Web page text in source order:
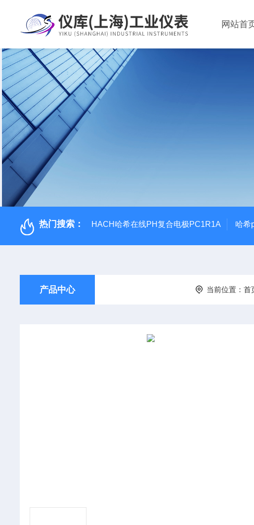
网站首
热门搜索： HACH哈希在线PH复合电极PC1R1A 哈希
产品中心 当前位置：首